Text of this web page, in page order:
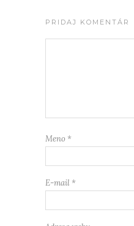
PRIDAJ KOMENTÁR
Meno *
E-mail *